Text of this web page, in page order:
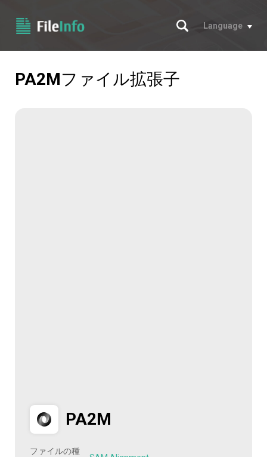
サーチ
Language
PA2Mファイル拡張子
PA2M
ファイルの種